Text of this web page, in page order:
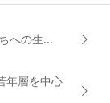
への生...
年層を中心